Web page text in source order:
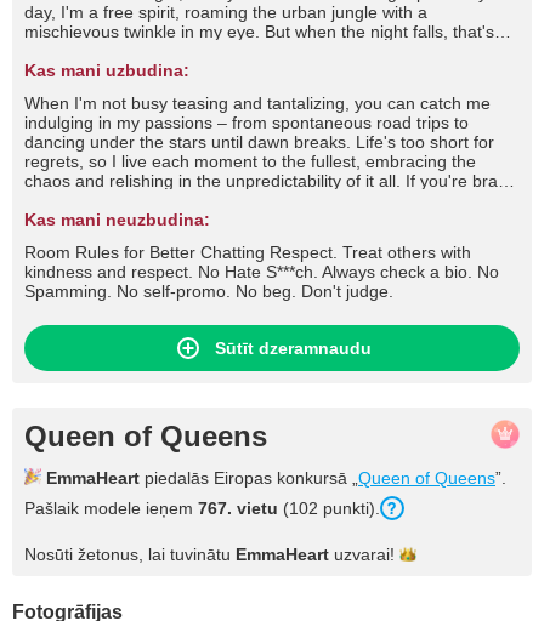
day, I'm a free spirit, roaming the urban jungle with a
mischievous twinkle in my eye. But when the night falls, that's
party, stirring up trouble with a wicked grin and a quick wit that'll
whether it's flirting shamelessly across the bar or engaging in a
battle of wits that'll leave us both breathless. But don't mistake
my playful nature for shallowness; beneath the surface lies a
depth that few dare to explore.
Kas mani uzbudina:
When I'm not busy teasing and tantalizing, you can catch me
indulging in my passions – from spontaneous road trips to
dancing under the stars until dawn breaks. Life's too short for
regrets, so I live each moment to the fullest, embracing the
chaos and relishing in the unpredictability of it all. If you're brave
banter with wit of your own, then let's see where this electrifying
day is an adventure worth savoring. 💋 #tease #flirt #seduce
#roleplay #dirtytalk #foot #footfetish #footjob #stockings #nylons
#fishnets #highheels #lingerie #cameltoe #fetish #joi #cfnm #cbt
Kas mani neuzbudina:
Room Rules for Better Chatting Respect. Treat others with
kindness and respect. No Hate S***ch. Always check a bio. No
Spamming. No self-promo. No beg. Don't judge.
Sūtīt dzeramnaudu
Queen of Queens
EmmaHeart piedalās Eiropas konkursā „ Queen of Queens”.
Pašlaik modele ieņem 767. vietu (102 punkti).
Nosūti žetonus, lai tuvinātu EmmaHeart uzvarai!
Fotogrāfijas